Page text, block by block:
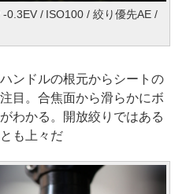
0.3EV / ISO100 / 絞り優先AE /
ンドルの根元からシートの
目。合焦面から滑らかにボ
わかる。開放絞りではある
も上々だ